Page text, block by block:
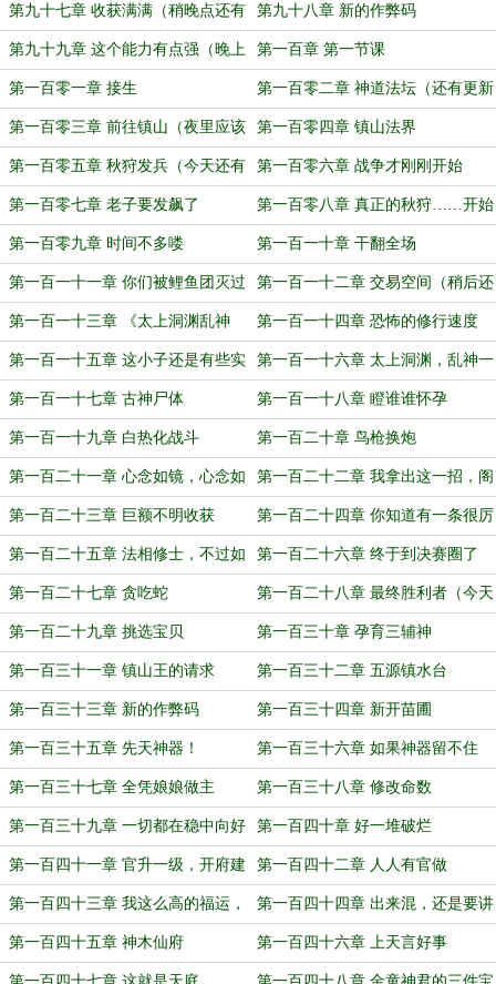
第九十七章 收获满满（稍晚点还有
更新哟）
第九十八章 新的作弊码
第九十九章 这个能力有点强（晚上
还有更新哦)
第一百章 第一节课
第一百零一章 接生 第一百零二章 神道法坛（还有更新
哦)
第一百零三章 前往镇山（夜里应该
还有更新）
第一百零四章 镇山法界
第一百零五章 秋狩发兵（今天还有
更新哦）
第一百零六章 战争才刚刚开始
第一百零七章 老子要发飙了 第一百零八章 真正的秋狩……开始
了
第一百零九章 时间不多喽 第一百一十章 干翻全场
第一百一十一章 你们被鲤鱼团灭过 第一百一十二章 交易空间（稍后还
有更新）
第一百一十三章 《太上洞渊乱神
术》
第一百一十四章 恐怖的修行速度
第一百一十五章 这小子还是有些实
力的(稍后还有哦)
第一百一十六章 太上洞渊，乱神一
斩
第一百一十七章 古神尸体 第一百一十八章 瞪谁谁怀孕
第一百一十九章 白热化战斗 第一百二十章 鸟枪换炮
第一百二十一章 心念如镜，心念如
刀
第一百二十二章 我拿出这一招，阁
下又该如何应对？
第一百二十三章 巨额不明收获 第一百二十四章 你知道有一条很厉
害的鲤鱼神吗？
第一百二十五章 法相修士，不过如
此
第一百二十六章 终于到决赛圈了
第一百二十七章 贪吃蛇 第一百二十八章 最终胜利者（今天
还有更新哦）
第一百二十九章 挑选宝贝 第一百三十章 孕育三辅神
第一百三十一章 镇山王的请求 第一百三十二章 五源镇水台
第一百三十三章 新的作弊码 第一百三十四章 新开苗圃
第一百三十五章 先天神器！ 第一百三十六章 如果神器留不住
第一百三十七章 全凭娘娘做主 第一百三十八章 修改命数
第一百三十九章 一切都在稳中向好 第一百四十章 好一堆破烂
第一百四十一章 官升一级，开府建
署
第一百四十二章 人人有官做
第一百四十三章 我这么高的福运，
就不信有人会暗算我
第一百四十四章 出来混，还是要讲
背景
第一百四十五章 神木仙府 第一百四十六章 上天言好事